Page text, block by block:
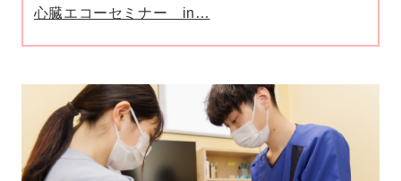
心臓エコーセミナー in…